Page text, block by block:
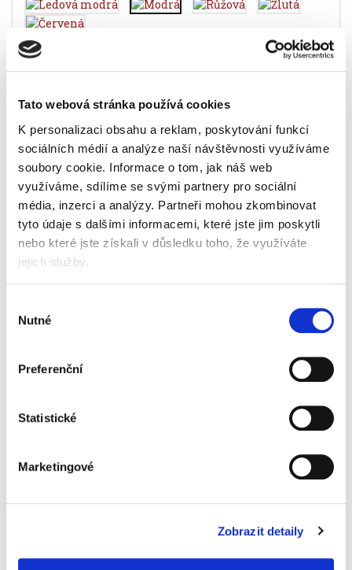
Tato webová stránka používá cookies
K personalizaci obsahu a reklam, poskytování funkcí
sociálních médií a analýze naší návštěvnosti využíváme
soubory cookie. Informace o tom, jak náš web
využíváme, sdílíme se svými partnery pro sociální
média, inzerci a analýzy. Partneři mohou zkombinovat
tyto údaje s dalšími informacemi, které jste jim poskytli
nebo které jste získali v důsledku toho, že využíváte
jejich služby.
souhlasu
Nutné
Preferenční
Statistické
Marketingové
Zobrazit detaily
Popis Alternativní produkty
desky na děrované papíry v zářivých barvách,
které zaujmou na první pohled
rychlovazací mechanismus pro založení
děrovaných dokumentů
pro rychlé ukládání a snadný přístup
k dokumentů
vyrobeno z pevného kartonu (300 g/m2) s PP
laminací
díky laminaci je povrch desek lesklý a vysoce
Desky s rychlovazačem Leitz WOW
Specifikace produktu